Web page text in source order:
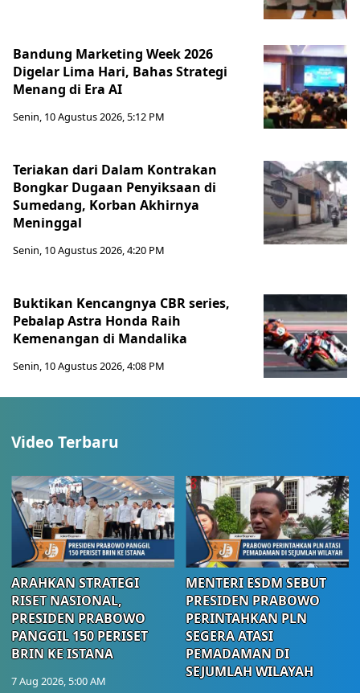
Bandung Marketing Week 2026
Digelar Lima Hari, Bahas Strategi
Menang di Era AI
Senin, 10 Agustus 2026, 5:12 PM
Teriakan dari Dalam Kontrakan
Bongkar Dugaan Penyiksaan di
Sumedang, Korban Akhirnya
Meninggal
Senin, 10 Agustus 2026, 4:20 PM
Buktikan Kencangnya CBR series,
Pebalap Astra Honda Raih
Kemenangan di Mandalika
Senin, 10 Agustus 2026, 4:08 PM
Video Terbaru
ARAHKAN STRATEGI
RISET NASIONAL,
PRESIDEN PRABOWO
PANGGIL 150 PERISET
BRIN KE ISTANA
7 Aug 2026, 5:00 AM
MENTERI ESDM SEBUT
PRESIDEN PRABOWO
PERINTAHKAN PLN
SEGERA ATASI
PEMADAMAN DI
SEJUMLAH WILAYAH